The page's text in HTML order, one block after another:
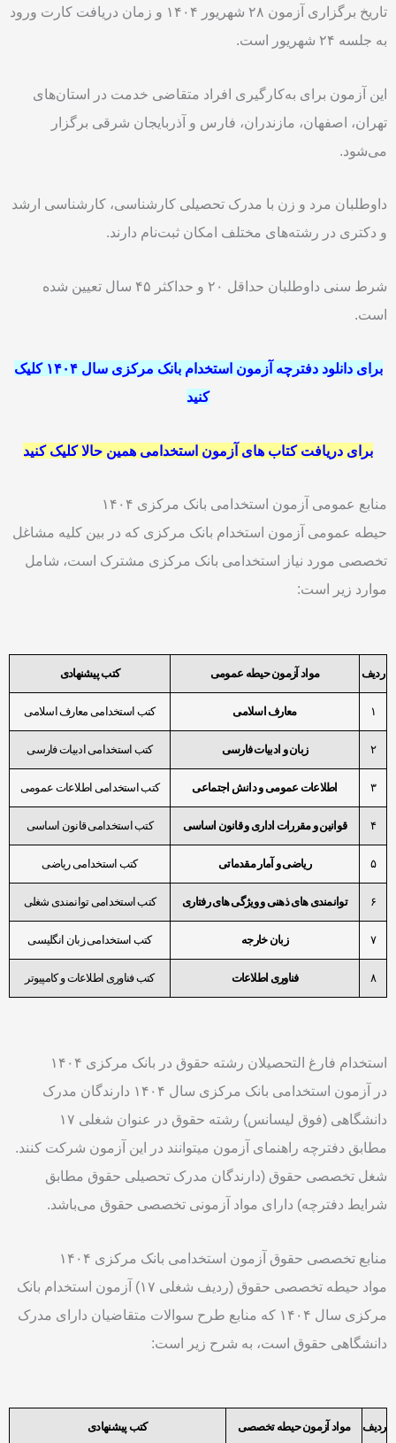
تاریخ برگزاری آزمون ۲۸ شهریور ۱۴۰۴ و زمان دریافت کارت ورود
به جلسه ۲۴ شهریور است.
این آزمون برای به‌کارگیری افراد متقاضی خدمت در استان‌های
تهران، اصفهان، مازندران، فارس و آذربایجان شرقی برگزار
می‌شود.
داوطلبان مرد و زن با مدرک تحصیلی کارشناسی، کارشناسی ارشد
و دکتری در رشته‌های مختلف امکان ثبت‌نام دارند.
شرط سنی داوطلبان حداقل ۲۰ و حداکثر ۴۵ سال تعیین شده
است.
برای دانلود دفترچه آزمون استخدام بانک مرکزی سال ۱۴۰۴ کلیک
کنید
برای دریافت کتاب های آزمون استخدامی همین حالا کلیک کنید
منابع عمومی آزمون استخدامی بانک مرکزی ۱۴۰۴
حیطه عمومی آزمون استخدام بانک مرکزی که در بین کلیه مشاغل
تخصصی مورد نیاز استخدامی بانک مرکزی مشترک است، شامل
موارد زیر است:
ردیف مواد آزمون حیطه عمومی کتب پیشنهادی
۱ معارف اسلامی کتب استخدامی معارف اسلامی
۲ زبان و ادبیات فارسی کتب استخدامی ادبیات فارسی
۳ اطلاعات عمومی و دانش اجتماعی کتب استخدامی اطلاعات عمومی
۴ قوانین و مقررات اداری و قانون اساسی کتب استخدامی قانون اساسی
۵ ریاضی و آمار مقدماتی کتب استخدامی ریاضی
۶ توانمندی های ذهنی و ویژگی های رفتاری کتب استخدامی توانمندی شغلی
۷ زبان خارجه کتب استخدامی زبان انگلیسی
۸ فناوری اطلاعات کتب فناوری اطلاعات و کامپیوتر
استخدام فارغ التحصیلان رشته حقوق در بانک مرکزی ۱۴۰۴
در آزمون استخدامی بانک مرکزی سال ۱۴۰۴ دارندگان مدرک
دانشگاهی (فوق لیسانس) رشته حقوق در عنوان شغلی ۱۷
مطابق دفترچه راهنمای آزمون میتوانند در این آزمون شرکت کنند.
شغل تخصصی حقوق (دارندگان مدرک تحصیلی حقوق مطابق
شرایط دفترچه) دارای مواد آزمونی تخصصی حقوق می‌باشد.
منابع تخصصی حقوق آزمون استخدامی بانک مرکزی ۱۴۰۴
مواد حیطه تخصصی حقوق (ردیف شغلی ۱۷) آزمون استخدام بانک
مرکزی سال ۱۴۰۴ که منابع طرح سوالات متقاضیان دارای مدرک
دانشگاهی حقوق است، به شرح زیر است:
ردیف مواد آزمون حیطه تخصصی کتب پیشنهادی